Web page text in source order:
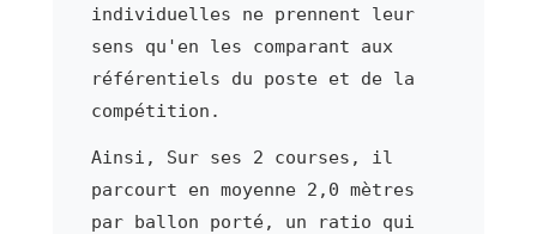
individuelles ne prennent leur
sens qu'en les comparant aux
référentiels du poste et de la
compétition.
Ainsi, Sur ses 2 courses, il
parcourt en moyenne 2,0 mètres
par ballon porté, un ratio qui